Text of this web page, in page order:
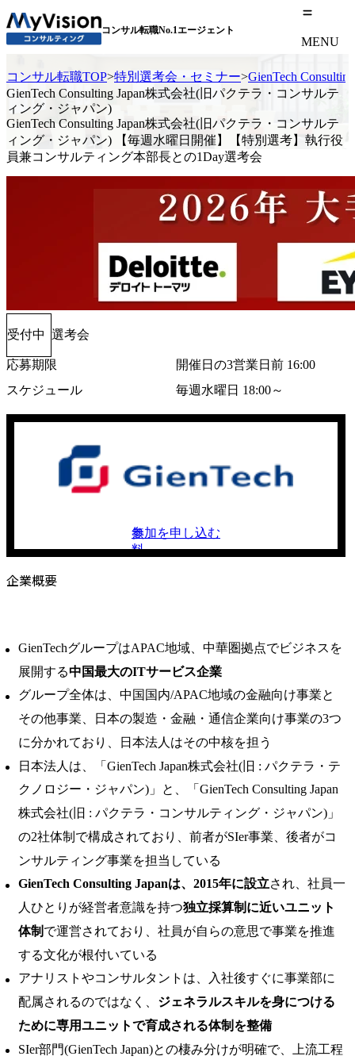
コンサル転職No.1エージェント
MENU
コンサル転職TOP>特別選考会・セミナー>GienTech
GienTech Consulting Japan株式会社(旧パクテラ・コンサルテ
ィング・ジャパン)
GienTech Consulting Japan株式会社(旧パクテラ・コンサルテ
ィング・ジャパン) 【毎週水曜日開催】【特別選考】執行役
員兼コンサルティング本部長との1Day選考会
受付中 選考会
応募期限
開催日の3営業日前 16:00
スケジュール
毎週水曜日 18:00～
無
料
参加を申し込む
企業概要
GienTechグループはAPAC地域、中華圏拠点でビジネスを
展開する中国最大のITサービス企業
グループ全体は、中国国内/APAC地域の金融向け事業と
その他事業、日本の製造・金融・通信企業向け事業の3つ
に分かれており、日本法人はその中核を担う
日本法人は、「GienTech Japan株式会社(旧 : パクテラ・テ
クノロジー・ジャパン)」と、「GienTech Consulting Japan
株式会社(旧 : パクテラ・コンサルティング・ジャパン)」
の2社体制で構成されており、前者がSIer事業、後者がコ
ンサルティング事業を担当している
GienTech Consulting Japanは、2015年に設立され、社員一
人ひとりが経営者意識を持つ独立採算制に近いユニット
体制 で運営されており、社員が自らの意思で事業を推進
する文化が根付いている
アナリストやコンサルタントは、入社後すぐに事業部に
配属されるのではなく、 ジェネラルスキルを身につける
ために専用ユニットで育成される体制を整備
SIer部門(GienTech Japan)との棲み分けが明確で、上流工程